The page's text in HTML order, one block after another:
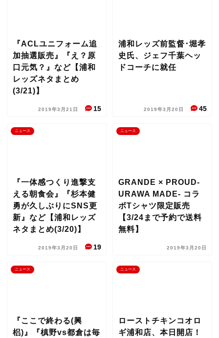
『ACLユニフォーム追
加抽選販売』『え？原
口元気？』など【浦和
レッズネタまとめ
(3/21)】
2019年3月21日 15
浦和レッズ前監督･堀孝
史氏、ジェフ千葉ヘッ
ドコーチに就任
2019年3月20日 45
ニュース
『一体感つくり進撃支
える朝食会』『杉本健
勇が久しぶりにSNS更
新』など【浦和レッズ
ネタまとめ(3/20)】
2019年3月20日 19
ニュース
GRANDE × PROUD-
URAWA MADE- コラ
ボTシャツ限定販売
【3/24まで予約で送料
無料】
2019年3月20日
ニュース
『ここで終わる(興
梠)』『槙野vs都倉は毎
ニュース
ローストチキンコオロ
ギ浦和店、本日開店！